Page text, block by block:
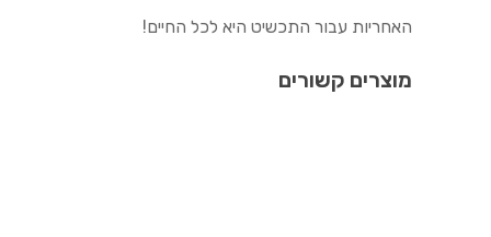
האחריות עבור התכשיט היא לכל החיים!
מוצרים קשורים